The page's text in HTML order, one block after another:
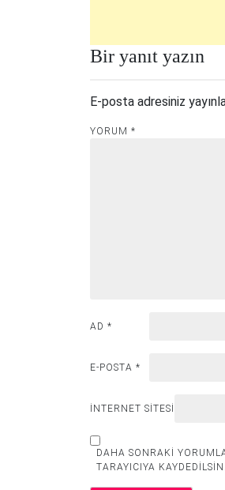
Bir yanıt yazın
E-posta adresiniz
YORUM *
AD *
E-POSTA *
İNTERNET SITESI
DAHA SONRAKI
TARAYICIYA KAYDEDILSIN.